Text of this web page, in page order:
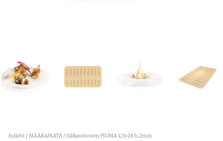
Esileht /MÄÄRAMATA / Silikoonvorm PIUMA 121×28 h.2mm